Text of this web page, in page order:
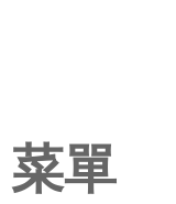
菜單